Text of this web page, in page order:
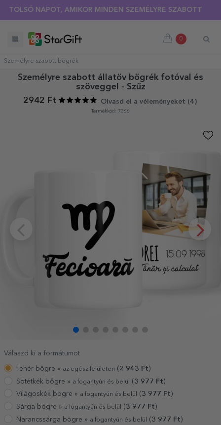
NAPOT, AMIKOR MINDEN SZEMÉLYRE SZABOTT PÓLÓRA
0
Személyre szabott bögrék
Személyre szabott állatöv bögrék fotóval és
szöveggel - Szűz
2942 Ft
Olvasd el a véleményeket (4 )
Termékkód: 7366
Válaszd ki a formátumot
Fehér bögre » az egész felületen ( 2 943 Ft )
Sötétkék bögre » a fogantyún és belül (3 977 Ft)
Világoskék bögre » a fogantyún és belül ( 3 977 Ft )
Sárga bögre » a fogantyún és belül ( 3 977 Ft )
Narancssárga bögre » a fogantyún és belül (3 977 Ft)